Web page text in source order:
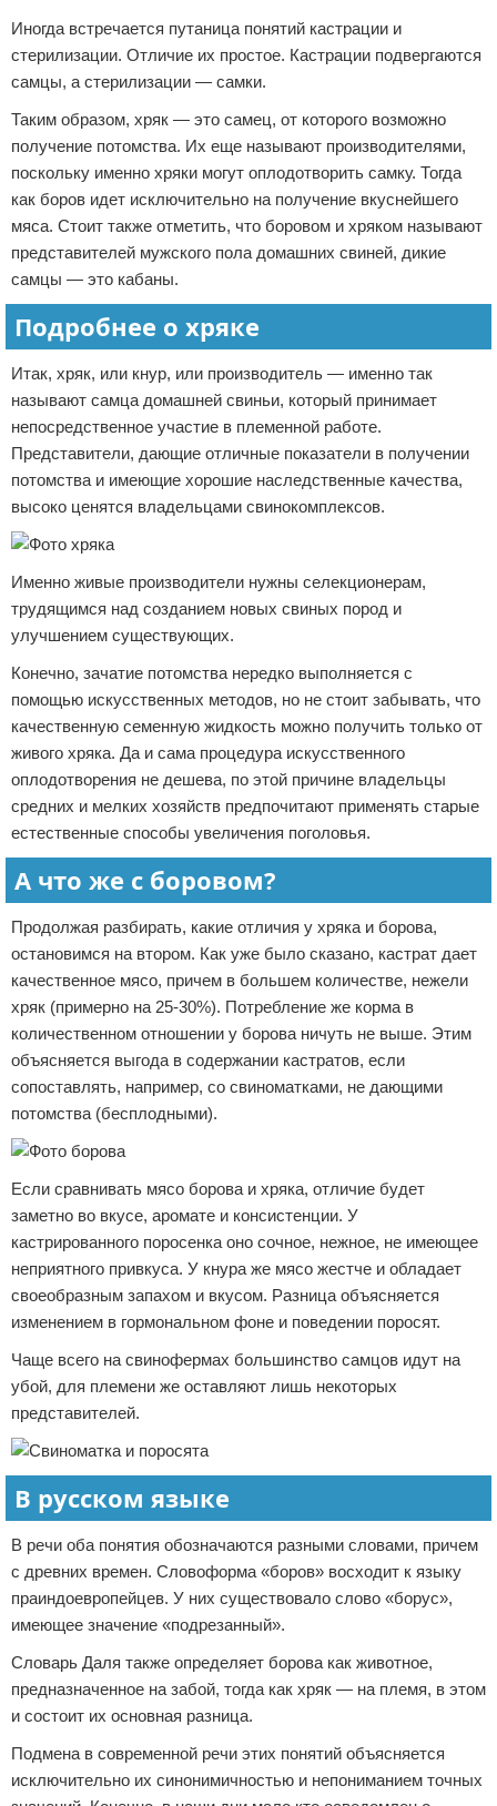
Иногда встречается путаница понятий кастрации и
стерилизации. Отличие их простое. Кастрации подвергаются
самцы, а стерилизации — самки.
Таким образом, хряк — это самец, от которого возможно
получение потомства. Их еще называют производителями,
поскольку именно хряки могут оплодотворить самку. Тогда
как боров идет исключительно на получение вкуснейшего
мяса. Стоит также отметить, что боровом и хряком называют
представителей мужского пола домашних свиней, дикие
самцы — это кабаны.
Подробнее о хряке
Итак, хряк, или кнур, или производитель — именно так
называют самца домашней свиньи, который принимает
непосредственное участие в племенной работе.
Представители, дающие отличные показатели в получении
потомства и имеющие хорошие наследственные качества,
высоко ценятся владельцами свинокомплексов.
Именно живые производители нужны селекционерам,
трудящимся над созданием новых свиных пород и
улучшением существующих.
Конечно, зачатие потомства нередко выполняется с
помощью искусственных методов, но не стоит забывать, что
качественную семенную жидкость можно получить только от
живого хряка. Да и сама процедура искусственного
оплодотворения не дешева, по этой причине владельцы
средних и мелких хозяйств предпочитают применять старые
естественные способы увеличения поголовья.
А что же с боровом?
Продолжая разбирать, какие отличия у хряка и борова,
остановимся на втором. Как уже было сказано, кастрат дает
качественное мясо, причем в большем количестве, нежели
хряк (примерно на 25-30%). Потребление же корма в
количественном отношении у борова ничуть не выше. Этим
объясняется выгода в содержании кастратов, если
сопоставлять, например, со свиноматками, не дающими
потомства (бесплодными).
Если сравнивать мясо борова и хряка, отличие будет
заметно во вкусе, аромате и консистенции. У
кастрированного поросенка оно сочное, нежное, не имеющее
неприятного привкуса. У кнура же мясо жестче и обладает
своеобразным запахом и вкусом. Разница объясняется
изменением в гормональном фоне и поведении поросят.
Чаще всего на свинофермах большинство самцов идут на
убой, для племени же оставляют лишь некоторых
представителей.
В русском языке
В речи оба понятия обозначаются разными словами, причем
с древних времен. Словоформа «боров» восходит к языку
праиндоевропейцев. У них существовало слово «борус»,
имеющее значение «подрезанный».
Словарь Даля также определяет борова как животное,
предназначенное на забой, тогда как хряк — на племя, в этом
и состоит их основная разница.
Подмена в современной речи этих понятий объясняется
исключительно их синонимичностью и непониманием точных